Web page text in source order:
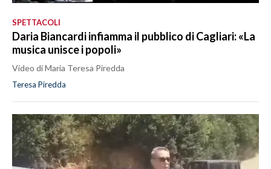
SPETTACOLI
Daria Biancardi infiamma il pubblico di Cagliari: «La
musica unisce i popoli»
Video di Maria Teresa Piredda
Teresa Piredda